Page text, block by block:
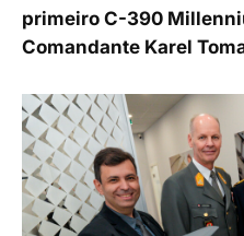
primeiro C-390
Comandante Karel